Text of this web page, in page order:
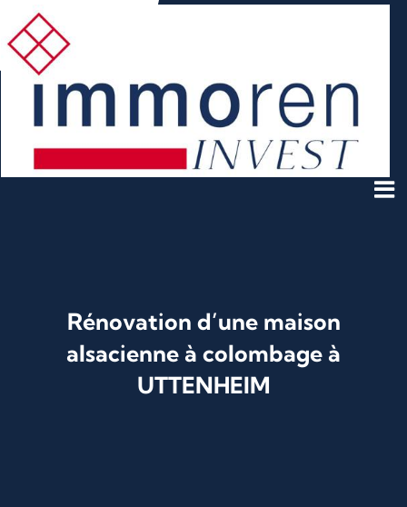
content
Rénovation d’une maison
alsacienne à colombage à
UTTENHEIM